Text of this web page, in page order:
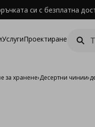
си с безплатна
УслугиПроектиране
за хранене›Десертни чинии›